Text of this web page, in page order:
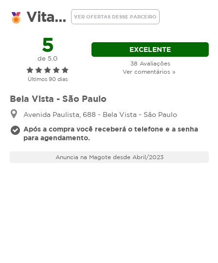
Vita... VER OFERTAS DESSE PARCEIRO
5
de 5.0
Últimos 90 dias
EXCELENTE
38 Avaliações
Ver comentários »
Bela Vista - São Paulo
Avenida Paulista, 688 - Bela Vista - São Paulo
Após a compra você receberá o telefone e a senha
para agendamento.
Anuncia na Magote desde Abril/2023